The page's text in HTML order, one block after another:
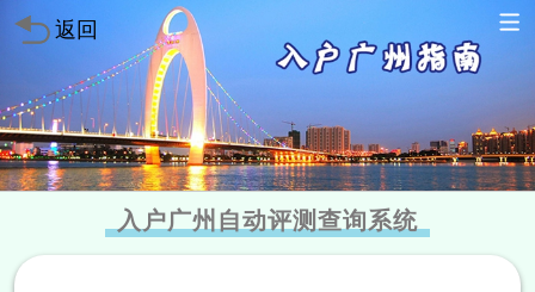
返回
入户广州自动评测查询系统